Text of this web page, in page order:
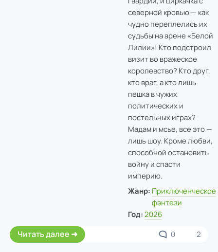
северной кровью — как
чудно переплелись их
судьбы на арене «Белой
Лилии»! Кто подстроил
визит во вражеское
королевство? Кто друг,
кто враг, а кто лишь
пешка в чужих
политических и
постельных играх?
Мадам и мсье, все это —
лишь шоу. Кроме любви,
способной остановить
войну и спасти
империю.
Жанр: Приключенческое
фэнтези
Год: 2026
Читать далее 0 2